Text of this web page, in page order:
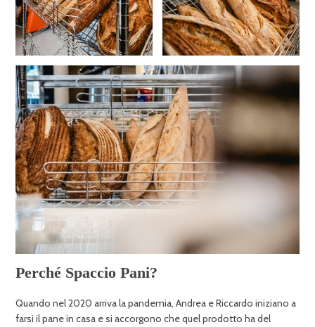
Perché Spaccio Pani?
Quando nel 2020 arriva la pandemia, Andrea e Riccardo iniziano a
farsi il pane in casa e si accorgono che quel prodotto ha del